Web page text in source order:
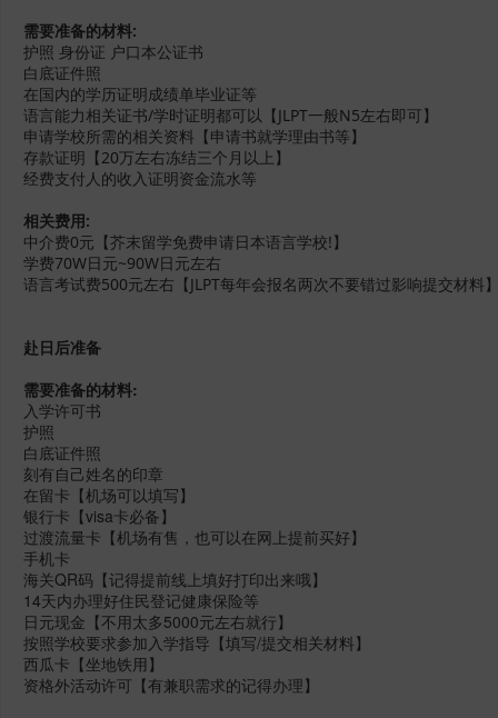
需要准备的材料:
护照 身份证 户口本公证书
白底证件照
在国内的学历证明成绩单毕业证等
语言能力相关证书/学时证明都可以【JLPT一般N5左右即可】
申请学校所需的相关资料【申请书就学理由书等】
存款证明【20万左右冻结三个月以上】
经费支付人的收入证明资金流水等
相关费用:
中介费0元【芥末留学免费申请日本语言学校!】
学费70W日元~90W日元左右
语言考试费500元左右【JLPT每年会报名两次不要错过影响提交材料
赴日后准备
需要准备的材料:
入学许可书
护照
白底证件照
刻有自己姓名的印章
在留卡【机场可以填写】
银行卡【visa卡必备】
过渡流量卡【机场有售，也可以在网上提前买好】
手机卡
海关QR码【记得提前线上填好打印出来哦】
14天内办理好住民登记健康保险等
日元现金【不用太多5000元左右就行】
按照学校要求参加入学指导【填写/提交相关材料】
西瓜卡【坐地铁用】
资格外活动许可【有兼职需求的记得办理】